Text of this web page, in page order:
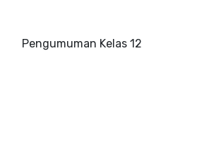
Pengumuman Kelas 12